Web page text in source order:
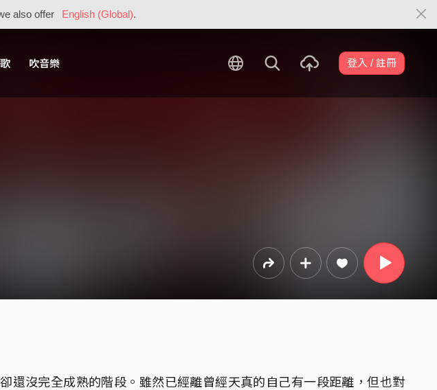
also offer English (Global).
吹音樂 登入 / 註冊
還沒完全成熟的階段。雖然已經離曾經天真的自己有一段距離，但也對